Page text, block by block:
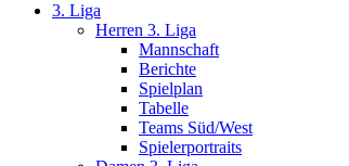
3. Liga
Herren 3. Liga
Mannschaft
Berichte
Spielplan
Tabelle
Teams Süd/West
Spielerportraits